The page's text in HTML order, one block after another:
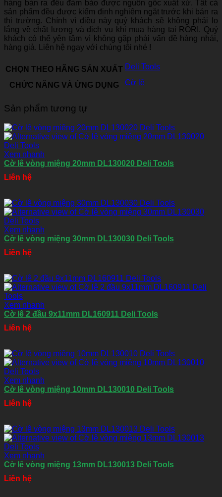
hàng bán ra đều đảm bảo được nguồn gốc xuất xứ. Tất cả
sản phẩm đều được kiểm định nghiêm ngặt trước khi bán ra
thị trường. Chính vì điều này quý khách sẽ không phải lo
lắng về chất lượng và dịch vụ khi mua hàng tại RORI. Quý
khách có thể yên tâm vì không gặp phải vấn đề hàng nhái,
hàng giả. Liên hệ ngay với chúng tôi nhé !
CHỌN THEO HÃNG SẢN XUẤT Deli Tools
CHỨC NĂNG VÀ ỨNG DỤNG Cờ lê
Sản phẩm tương tự
Xem nhanh
Cờ lê vòng miệng 20mm DL130020 Deli Tools
Liên hệ
Xem nhanh
Cờ lê vòng miệng 30mm DL130030 Deli Tools
Liên hệ
Xem nhanh
Cờ lê 2 đầu 9x11mm DL160911 Deli Tools
Liên hệ
Xem nhanh
Cờ lê vòng miệng 10mm DL130010 Deli Tools
Liên hệ
Xem nhanh
Cờ lê vòng miệng 13mm DL130013 Deli Tools
Liên hệ